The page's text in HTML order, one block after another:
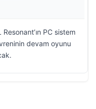
PC sistem
devam oyunu